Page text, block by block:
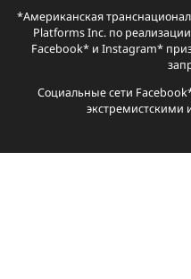
Медиабаинг
Реклама
О
нас